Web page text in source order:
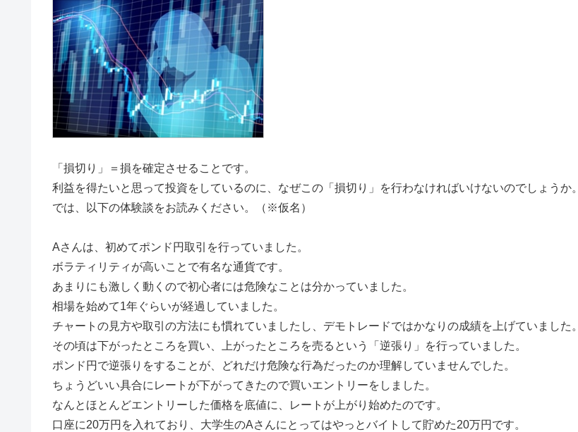
「損切り」＝損を確定させることです。
利益を得たいと思って投資をしているのに、なぜこの「損切り」を行わなければいけないのでしょうか。
では、以下の体験談をお読みください。（※仮名）
Aさんは、初めてポンド円取引を行っていました。
ボラティリティが高いことで有名な通貨です。
あまりにも激しく動くので初心者には危険なことは分かっていました。
相場を始めて1年ぐらいが経過していました。
チャートの見方や取引の方法にも慣れていましたし、デモトレードではかなりの成績を上げていました。
その頃は下がったところを買い、上がったところを売るという「逆張り」を行っていました。
ポンド円で逆張りをすることが、どれだけ危険な行為だったのか理解していませんでした。
ちょうどいい具合にレートが下がってきたので買いエントリーをしました。
なんとほとんどエントリーした価格を底値に、レートが上がり始めたのです。
口座に20万円を入れており、大学生のAさんにとってはやっとバイトして貯めた20万円です。